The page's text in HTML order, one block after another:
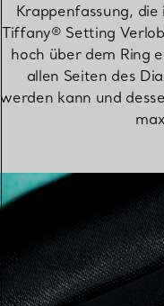
Krappenfassung,
Tiffany® Setting
hoch über dem Ring
allen Seiten des
werden kann und